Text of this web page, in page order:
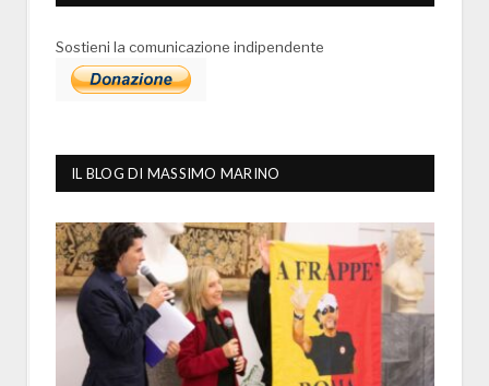
Sostieni la comunicazione indipendente
IL BLOG DI MASSIMO MARINO